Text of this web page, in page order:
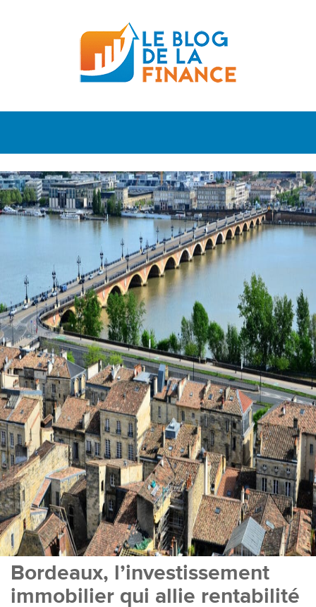
Bordeaux, l’investissement
immobilier qui allie rentabilité